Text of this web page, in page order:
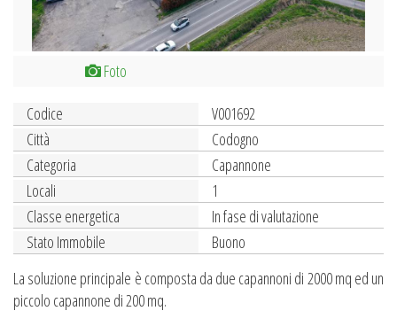
Foto
Codice
V001692
Città
Codogno
Categoria
Capannone
Locali
1
Classe energetica
In fase di valutazione
Stato Immobile
Buono
La soluzione principale è composta da due capannoni di 2000 mq ed un
piccolo capannone di 200 mq.